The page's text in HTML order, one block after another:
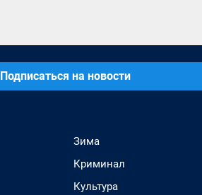
Подписаться на новости
Зима
Криминал
Культура